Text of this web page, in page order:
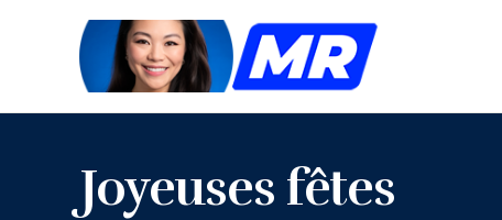
Joyeuses fêtes